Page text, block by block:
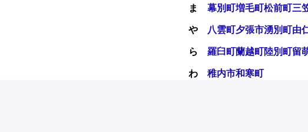
ま 幕別町増毛町松前町三
や 八雲町夕張市湧別町由
ら 羅臼町蘭越町陸別町留
わ 稚内市和寒町